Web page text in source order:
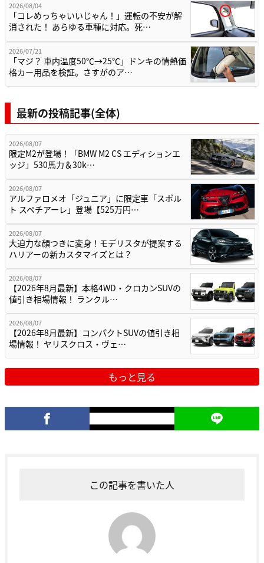
2026/08/04
「コレめっちゃいいじゃん！」運転の不安が解
消された！ あらゆる車種に対応。死…
2026/07/21
「マジ？ 車内温度50℃→25℃」ドンキの情熱価
格カー用品を検証。さすがのア…
最新の投稿記事(全体)
2026/08/07
限定M2が登場！「BMW M2 CS エディションエ
ッジ」530馬力＆30k…
2026/08/07
アルファロメオ「ジュニア」に限定車「スポル
ト スペチアーレ」登場【525万円…
2026/08/07
大迫力な顔つきに変身！モデリスタが提案する
ハリアーの新カスタマイズとは？
2026/08/07
【2026年8月最新】本格4WD・クロカンSUVの
値引き相場情報！ ランクル…
2026/08/07
【2026年8月最新】コンパクトSUVの値引き相
場情報！ ヤリスクロス・ヴェ…
もっと見る
この記事を書いた人